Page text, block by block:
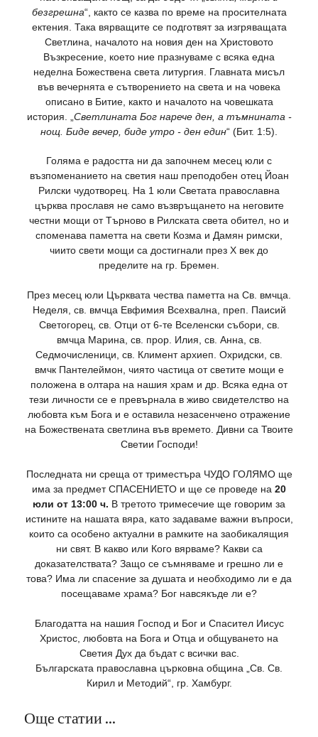
безгрешна“, както се казва по време на просителната
ектения. Така вярващите се подготвят за изгряващата
Светлина, началото на новия ден на Христовото
Възкресение, което ние празнуваме с всяка една
неделна Божествена света литургия. Главната мисъл
във вечернята е сътворението на света и на човека
описано в Битие, както и началото на човешката
история. „ Светлината Бог нарече ден, а тъмнината -
нощ. Биде вечер, биде утро - ден един“ (Бит. 1:5).
Голяма е радостта ни да започнем месец юли с
възпоменанието на светия наш преподобен отец Йоан
Рилски чудотворец. На 1 юли Светата православна
църква прославя не само възвръщането на неговите
честни мощи от Търново в Рилската света обител, но и
споменава паметта на свети Козма и Дамян римски,
чиито свети мощи са достигнали през X век до
пределите на гр. Бремен.
През месец юли Църквата чества паметта на Св. вмчца.
Неделя, св. вмчца Евфимия Всехвална, преп. Паисий
Светогорец, св. Отци от 6-те Вселенски събори, св.
вмчца Марина, св. прор. Илия, св. Анна, св.
Седмочисленици, св. Климент архиеп. Охридски, св.
вмчк Пантелеймон, чиято частица от светите мощи е
положена в олтара на нашия храм и др. Всяка една от
тези личности се е превърнала в живо свидетелство на
любовта към Бога и е оставила незасенчено отражение
на Божествената светлина във времето. Дивни са Твоите
Светии Господи!
Последната ни среща от триместъра ЧУДО ГОЛЯМО ще
има за предмет СПАСЕНИЕТО и ще се проведе на 20
юли от 13:00 ч. В третото тримесечие ще говорим за
истините на нашата вяра, като задаваме важни въпроси,
които са особено актуални в рамките на заобикалящия
ни свят. В какво или Кого вярваме? Какви са
доказателствата? Защо се съмняваме и грешно ли е
това? Има ли спасение за душата и необходимо ли е да
посещаваме храма? Бог навсякъде ли е?
Благодатта на нашия Господ и Бог и Спасител Иисус
Христос, любовта на Бога и Отца и общуването на
Светия Дух да бъдат с всички вас.
Българската православна църковна община „Св. Св.
Кирил и Методий“, гр. Хамбург.
Още статии ...